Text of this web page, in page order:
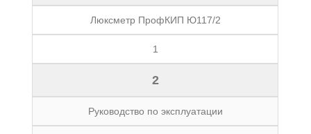
Люксметр ПрофКИП Ю117/2
1
2
Руководство по эксплуатации